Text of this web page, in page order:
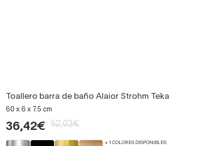
Toallero barra de baño Alaior Strohm Teka
60 x 6 x 7.5 cm
36,42€ 52,03€
+ 1 COLORES DISPONIBLES